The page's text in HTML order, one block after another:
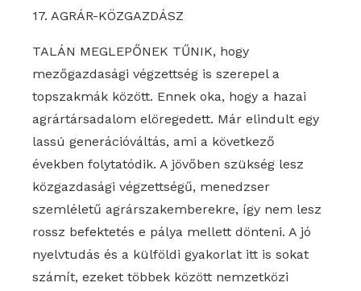
17. AGRÁR-KÖZGAZDÁSZ
TALÁN MEGLEPŐNEK TŰNIK, hogy
mezőgazdasági végzettség is szerepel a
topszakmák között. Ennek oka, hogy a hazai
agrártársadalom elöregedett. Már elindult egy
lassú generációváltás, ami a következő
években folytatódik. A jövőben szükség lesz
közgazdasági végzettségű, menedzser
szemléletű agrárszakemberekre, így nem lesz
rossz befektetés e pálya mellett dönteni. A jó
nyelvtudás és a külföldi gyakorlat itt is sokat
számít, ezeket többek között nemzetközi